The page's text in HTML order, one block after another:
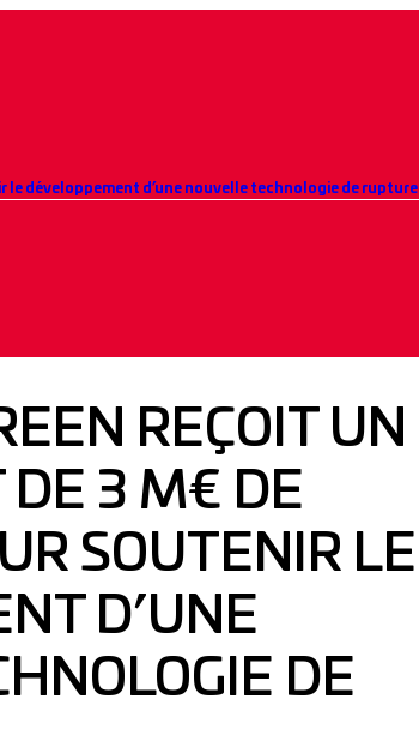
développement d’une nouvelle technologie de rupture
REÇOIT UN
DE 3 M€ DE
SOUTENIR LE
D’UNE
DE